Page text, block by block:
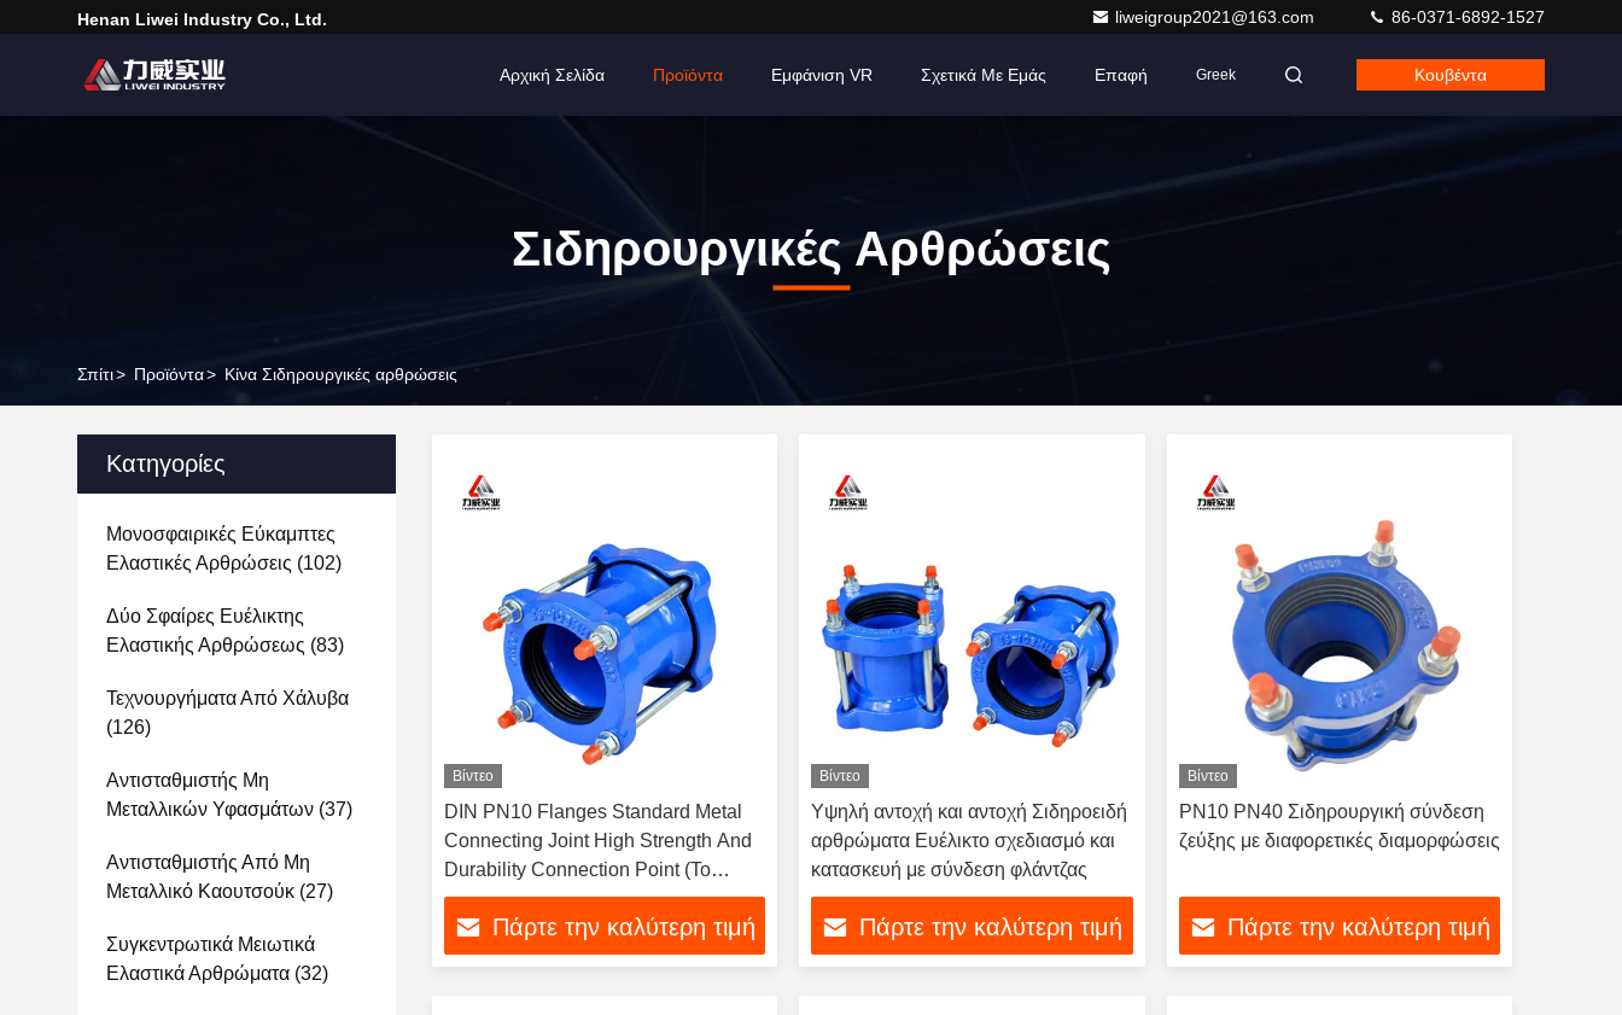
Henan Liwei Industry Co., Ltd. liweigroup2021@163.com 86-0371-6892-1527
Αρχική Σελίδα Προϊόντα Εμφάνιση VR Σχετικά Με Εμάς Επαφή Greek Κουβέντα
Σιδηρουργικές Αρθρώσεις
Σπίτι> Προϊόντα> Κίνα Σιδηρουργικές αρθρώσεις
Κατηγορίες
Μονοσφαιρικές Εύκαμπτες
Ελαστικές Αρθρώσεις (102)
Δύο Σφαίρες Ευέλικτης
Ελαστικής Αρθρώσεως (83)
Τεχνουργήματα Από Χάλυβα
(126)
Αντισταθμιστής Μη
Μεταλλικών Υφασμάτων (37)
Αντισταθμιστής Από Μη
Μεταλλικό Καουτσούκ (27)
Συγκεντρωτικά Μειωτικά
Ελαστικά Αρθρώματα (32)
Βίντεο
DIN PN10 Flanges Standard Metal
Connecting Joint High Strength And
Durability Connection Point (Το
σημείο σύνδεσης υψηλής αντοχής και
ανθεκτικότητας)
Πάρτε την καλύτερη τιμή
Βίντεο
Υψηλή αντοχή και αντοχή Σιδηροειδή
αρθρώματα Ευέλικτο σχεδιασμό και
κατασκευή με σύνδεση φλάντζας
Πάρτε την καλύτερη τιμή
Βίντεο
PN10 PN40 Σιδηρουργική σύνδεση
ζεύξης με διαφορετικές διαμορφώσεις
Πάρτε την καλύτερη τιμή